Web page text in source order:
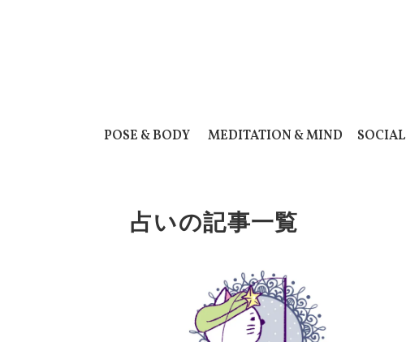
POSE & BODY MEDITATION & MIND SOCIAL
占いの記事一覧